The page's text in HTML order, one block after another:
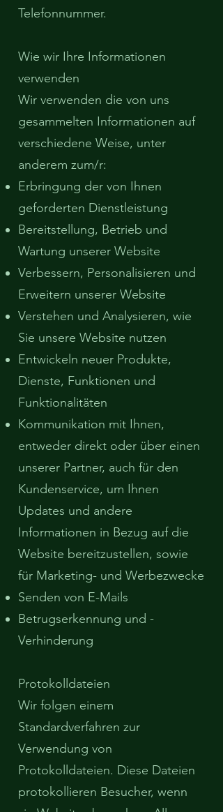
Telefonnummer.
Wie wir Ihre Informationen
verwenden
Wir verwenden die von uns
gesammelten Informationen auf
verschiedene Weise, unter
anderem zum/r:
Erbringung der von Ihnen
geforderten Dienstleistung
Bereitstellung, Betrieb und
Wartung unserer Website
Verbessern, Personalisieren und
Erweitern unserer Website
Verstehen und Analysieren, wie
Sie unsere Website nutzen
Entwickeln neuer Produkte,
Dienste, Funktionen und
Funktionalitäten
Kommunikation mit Ihnen,
entweder direkt oder über einen
unserer Partner, auch für den
Kundenservice, um Ihnen
Updates und andere
Informationen in Bezug auf die
Website bereitzustellen, sowie
für Marketing- und Werbezwecke
Senden von E-Mails
Betrugserkennung und -
Verhinderung
Protokolldateien
Wir folgen einem
Standardverfahren zur
Verwendung von
Protokolldateien. Diese Dateien
protokollieren Besucher, wenn